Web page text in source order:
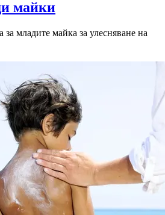
майки
младите майка за улесняване на